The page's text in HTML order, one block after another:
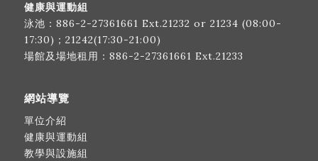
健康與運動組
泳池： 886-2-27361661 Ext.21232 or 21234 (08:00-
17:30)；21242(17:30-21:00)
場館及場地租用： 886-2-27361661 Ext.21233
網站導覽
單位介紹
健康與運動組
教學與設施組